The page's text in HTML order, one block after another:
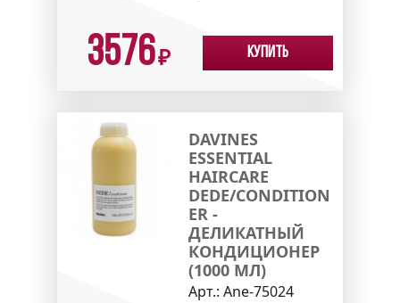
3576₽ Купить
DAVINES
ESSENTIAL
HAIRCARE
DEDE/CONDITION
ER -
ДЕЛИКАТНЫЙ
КОНДИЦИОНЕР
(1000 МЛ)
Арт.: Ane-75024